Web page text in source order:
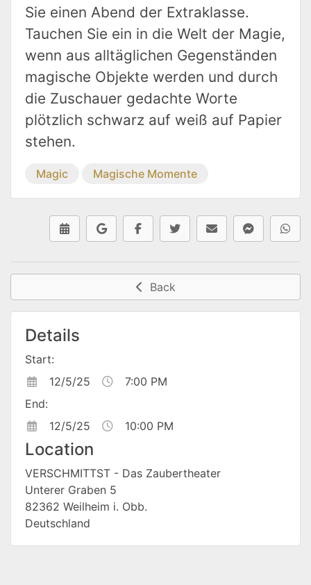
Sie einen Abend der Extraklasse.
Tauchen Sie ein in die Welt der Magie,
wenn aus alltäglichen Gegenständen
magische Objekte werden und durch
die Zuschauer gedachte Worte
plötzlich schwarz auf weiß auf Papier
stehen.
Magic Magische Momente
Back
Details
Start:
12/5/25
7:00 PM
End:
12/5/25
10:00 PM
Location
VERSCHMITTST - Das Zaubertheater
Unterer Graben 5
82362 Weilheim i. Obb.
Deutschland